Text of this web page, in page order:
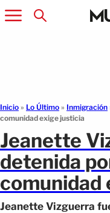
Inicio » Lo Último » Inmigración
comunidad exige justicia
Jeanette
detenida
comunidad
Jeanette Vizguerra